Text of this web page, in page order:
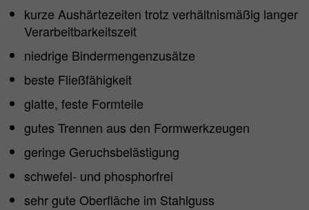
kurze Aushärtezeiten trotz verhältnismäßig langer
Verarbeitbarkeitszeit
niedrige Bindermengenzusätze
beste Fließfähigkeit
glatte, feste Formteile
gutes Trennen aus den Formwerkzeugen
geringe Geruchsbelästigung
schwefel- und phosphorfrei
sehr gute Oberfläche im Stahlguss